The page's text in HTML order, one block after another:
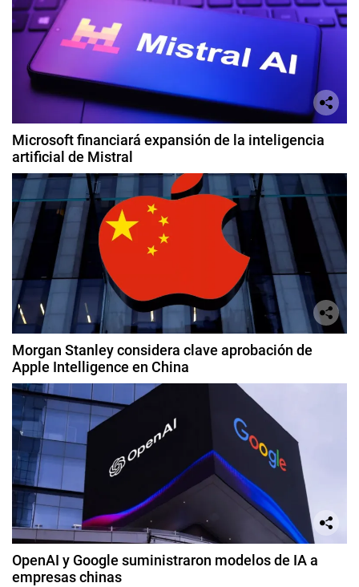
Microsoft financiará expansión de la inteligencia
artificial de Mistral
Morgan Stanley considera clave aprobación de
Apple Intelligence en China
OpenAI y Google suministraron modelos de IA a
empresas chinas